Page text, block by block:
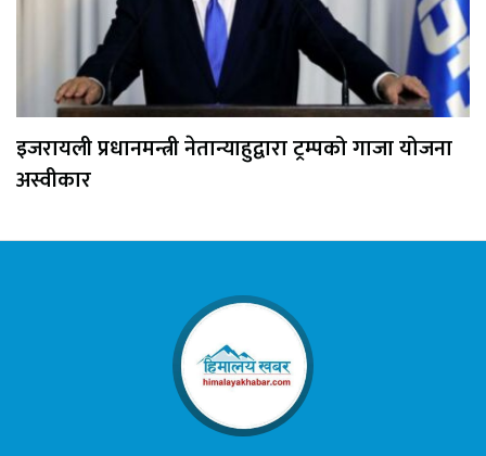
इजरायली प्रधानमन्त्री नेतान्याहुद्वारा ट्रम्पको गाजा योजना
अस्वीकार